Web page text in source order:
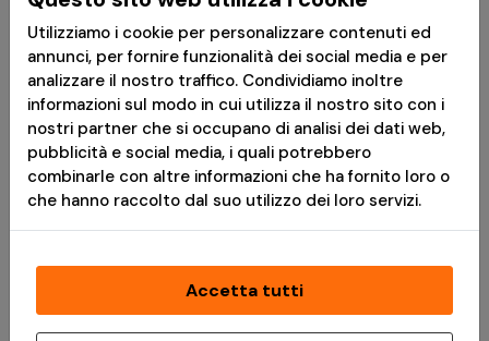
VAI AL PRODOTTO
BERMUDA BRANDIT
LEGEND
SANDSTORM
VAI AL PRODOTTO
Utilizziamo i cookie per personalizzare contenuti ed
annunci, per fornire funzionalità dei social media e per
analizzare il nostro traffico. Condividiamo inoltre
informazioni sul modo in cui utilizza il nostro sito con i
nostri partner che si occupano di analisi dei dati web,
pubblicità e social media, i quali potrebbero
combinarle con altre informazioni che ha fornito loro o
che hanno raccolto dal suo utilizzo dei loro servizi.
Accetta tutti